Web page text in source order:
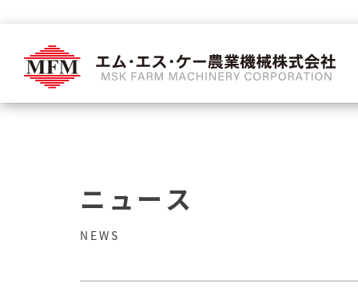
ニュース
NEWS